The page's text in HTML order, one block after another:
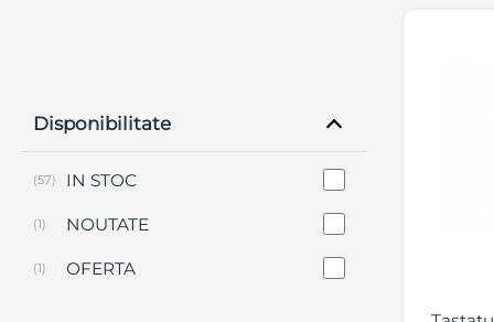
Disponibilitate
IN STOC
(57)
NOUTATE
(1)
OFERTA
(1)